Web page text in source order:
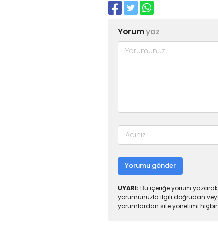
Yorumyaz
Yorumu gönder
UYARI: Bu içeriğe yorum yazarak
yorumunuzla ilgili doğrudan
yorumlardan site yönetimi